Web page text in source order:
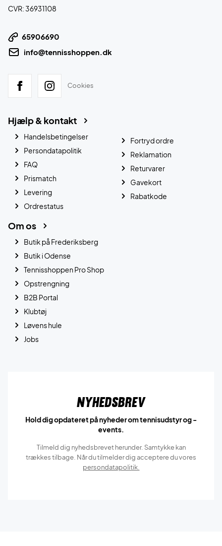
CVR: 36931108
65906690
info@tennisshoppen.dk
Cookies
Hjælp & kontakt
Handelsbetingelser
Persondatapolitik
FAQ
Prismatch
Levering
Ordrestatus
Fortryd ordre
Reklamation
Returvarer
Gavekort
Rabatkode
Om os
Butik på Frederiksberg
Butik i Odense
Tennisshoppen Pro Shop
Opstrengning
B2B Portal
Klubtøj
Løvens hule
Jobs
Nyhedsbrev
Hold dig opdateret på nyheder om tennisudstyr og -
events.
Tilmeld dig nyhedsbrevet herunder. Samtykke kan
trækkes tilbage. Når du tilmelder dig acceptere du vores
persondatapolitik.